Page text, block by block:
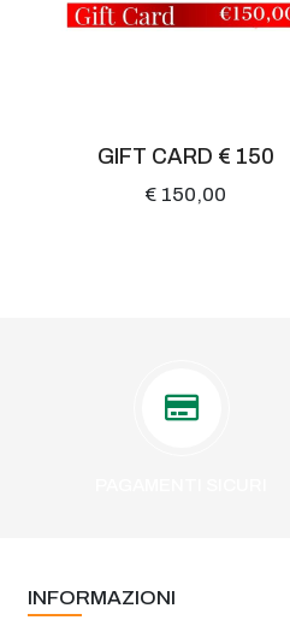
GIFT CARD € 150
€ 150,00
INFORMAZIONI